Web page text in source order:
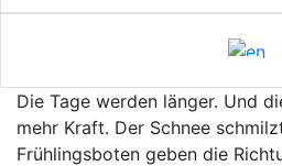
Die Tage werden länger. Und
mehr Kraft. Der Schnee
Frühlingsboten geben die